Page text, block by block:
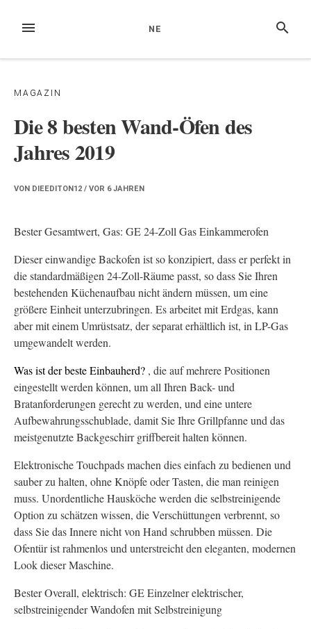
InhaltMENÜ SUCHE
NE
MAGAZIN
Die 8 besten Wand-Öfen des
Jahres 2019
VON DIEEDITON12 / VOR 6 JAHREN
Bester Gesamtwert, Gas: GE 24-Zoll Gas Einkammerofen
Dieser einwandige Backofen ist so konzipiert, dass er perfekt in
die standardmäßigen 24-Zoll-Räume passt, so dass Sie Ihren
bestehenden Küchenaufbau nicht ändern müssen, um eine
größere Einheit unterzubringen. Es arbeitet mit Erdgas, kann
aber mit einem Umrüstsatz, der separat erhältlich ist, in LP-Gas
umgewandelt werden.
Was ist der beste Einbauherd? , die auf mehrere Positionen
eingestellt werden können, um all Ihren Back- und
Bratanforderungen gerecht zu werden, und eine untere
Aufbewahrungsschublade, damit Sie Ihre Grillpfanne und das
meistgenutzte Backgeschirr griffbereit halten können.
Elektronische Touchpads machen dies einfach zu bedienen und
sauber zu halten, ohne Knöpfe oder Tasten, die man reinigen
muss. Unordentliche Hausköche werden die selbstreinigende
Option zu schätzen wissen, die Verschüttungen verbrennt, so
dass Sie das Innere nicht von Hand schrubben müssen. Die
Ofentür ist rahmenlos und unterstreicht den eleganten, modernen
Look dieser Maschine.
Bester Overall, elektrisch: GE Einzelner elektrischer,
selbstreinigender Wandofen mit Selbstreinigung